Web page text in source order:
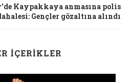
Kaypakkaya anmasına polis
Gençler gözaltına alındı
İÇERIKLER